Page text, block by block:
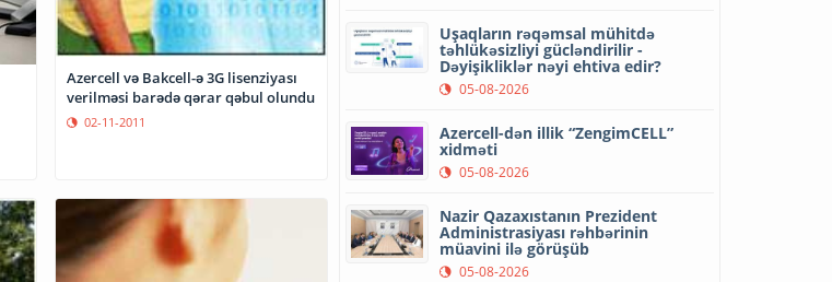
Azercell və Bakcell-ə 3G lisenziyası
verilməsi barədə qərar qəbul olundu
02-11-2011
Uşaqların rəqəmsal mühitdə
təhlükəsizliyi gücləndirilir -
Dəyişikliklər nəyi ehtiva edir?
05-08-2026
Azercell-dən illik “ZengimCELL”
xidməti
05-08-2026
Nazir Qazaxıstanın Prezident
Administrasiyası rəhbərinin
müavini ilə görüşüb
05-08-2026